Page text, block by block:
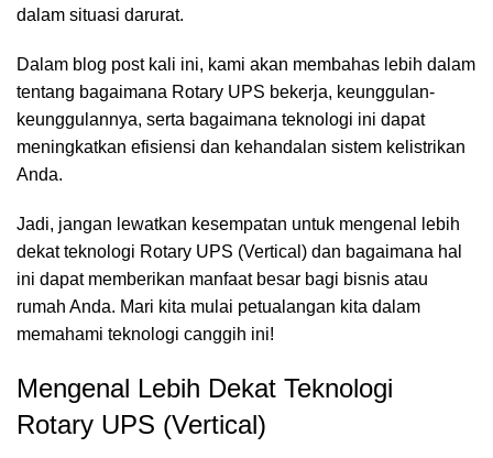
dalam situasi darurat.
Dalam blog post kali ini, kami akan membahas lebih dalam
tentang bagaimana Rotary UPS bekerja, keunggulan-
keunggulannya, serta bagaimana teknologi ini dapat
meningkatkan efisiensi dan kehandalan sistem kelistrikan
Anda.
Jadi, jangan lewatkan kesempatan untuk mengenal lebih
dekat teknologi Rotary UPS (Vertical) dan bagaimana hal
ini dapat memberikan manfaat besar bagi bisnis atau
rumah Anda. Mari kita mulai petualangan kita dalam
memahami teknologi canggih ini!
Mengenal Lebih Dekat Teknologi
Rotary UPS (Vertical)